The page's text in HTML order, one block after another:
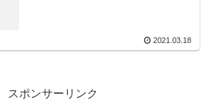
2021.03.18
スポンサーリンク